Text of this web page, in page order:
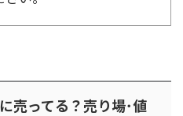
売ってる？売り場･値